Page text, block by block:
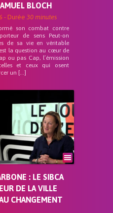
BLOCH
- Durée 30 minutes
son combat contre
de sens Peut-on
de sa vie en véritable
la question au cœur de
ou pas Cap, l’émission
et ceux qui osent
un […]
: LE SIBCA
DE LA VILLE
CHANGEMENT